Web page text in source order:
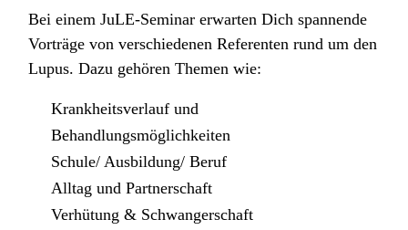
Bei einem JuLE-Seminar erwarten Dich spannende
Vorträge von verschiedenen Referenten rund um den
Lupus. Dazu gehören Themen wie:
Krankheitsverlauf und
Behandlungsmöglichkeiten
Schule/ Ausbildung/ Beruf
Alltag und Partnerschaft
Verhütung & Schwangerschaft